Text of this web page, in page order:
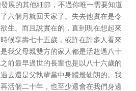
展的其他細節，不過你唯一需要知道
六個月就回天家了。失去他實在是令
生。而且說實在的，直到現在想起來
候享壽七十五歲，或許在許多人看來
我父母親雙方的家人都是活超過八十
前最早過世的長輩也是以八十六歲的
去還是父執輩當中身體最硬朗的。我
活個二十年，也至少還會在我們身邊